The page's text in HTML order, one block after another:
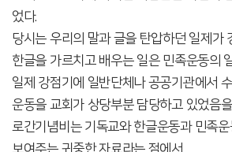
었다.
당시는 우리의 말과 글을 탄압하던 일제가
한글을 가르치고 배우는 일은 민족운동의
일제 강점기에 일반단체나 공공기관에서
운동을 교회가 상당부분 담당하고 있었음
로간기념비는 기독교와 한글운동과 민족
보여주는 귀중한 자료라는 점에서